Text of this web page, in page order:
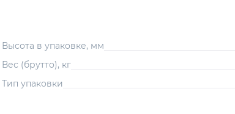
Высота в упаковке, мм
Вес (брутто), кг
Тип упаковки